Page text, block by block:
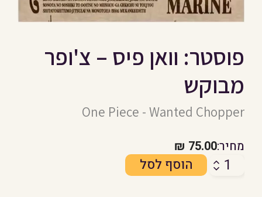
פוסטר: וואן פיס – צ'ופר
מבוקש
One Piece - Wanted Chopper
מחיר:75.00
₪
כמות
הוסף לסל